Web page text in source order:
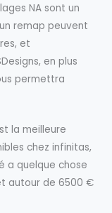
NA sont un
remap peuvent
et
en plus
permettra
la meilleure
chez infinitas,
a quelque chose
autour de 6500 €